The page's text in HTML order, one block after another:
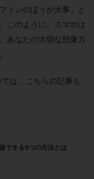
ィンのほうが大事」と
このように、スマホは
あなたの大切な想像力
は、こちらの記事も
できる5つの方法とは